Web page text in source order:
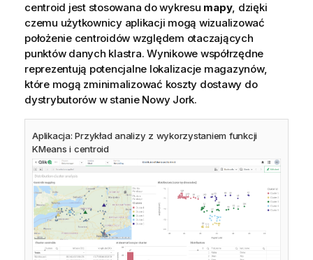
centroid jest stosowana do wykresu mapy, dzięki
czemu użytkownicy aplikacji mogą wizualizować
położenie centroidów względem otaczających
punktów danych klastra. Wynikowe współrzędne
reprezentują potencjalne lokalizacje magazynów,
które mogą zminimalizować koszty dostawy do
dystrybutorów w stanie Nowy Jork.
Aplikacja: Przykład analizy z wykorzystaniem funkcji
KMeans i centroid